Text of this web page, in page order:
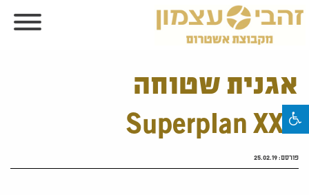
אגנית שטוחה
Superplan XXL
פורסם:25.02.19